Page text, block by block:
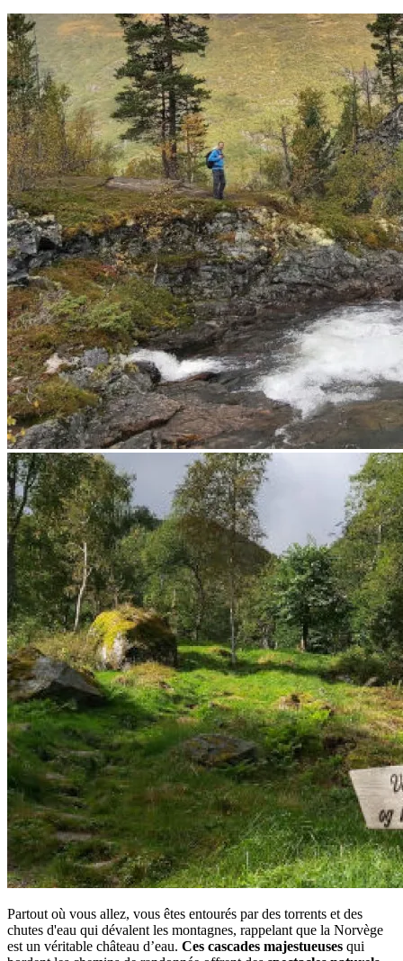
Partout où vous allez, vous êtes entourés par des torrents et des
chutes d'eau qui dévalent les montagnes, rappelant que la Norvège
est un véritable château d’eau. Ces cascades majestueuses qui